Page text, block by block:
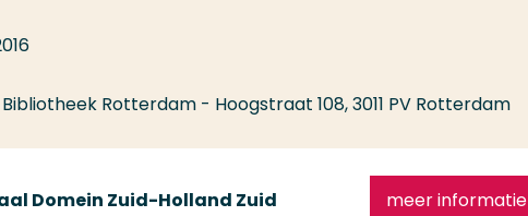
Rotterdam - Hoogstraat 108, 3011 PV Rotterdam
Domein Zuid-Holland Zuid meer informatie